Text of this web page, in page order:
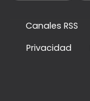
Canales RSS
Privacidad